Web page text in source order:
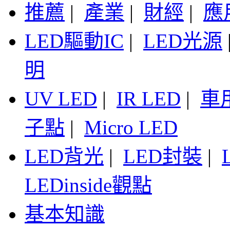
推薦 | 產業 | 財經 | 應
LED驅動IC | LED光源
明
UV LED | IR LED | 車
子點 | Micro LED
LED背光 | LED封裝 |
LEDinside觀點
基本知識